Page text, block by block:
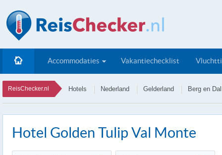
Accommodaties Vakantiechecklist
ReisChecker.nl Hotels Nederland Gelderland Berg en Dal
Hotel Golden Tulip Val Monte